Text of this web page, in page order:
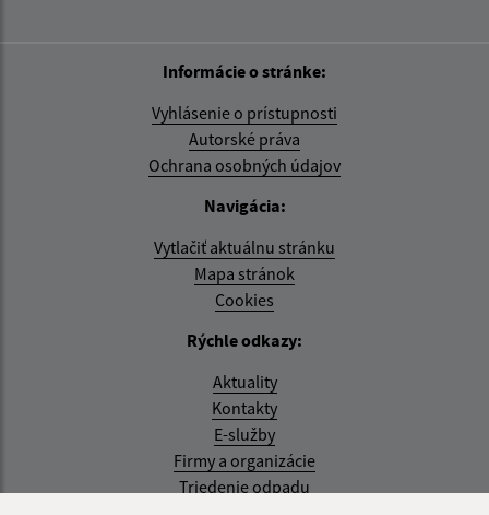
Informácie o stránke:
Vyhlásenie o prístupnosti
Autorské práva
Ochrana osobných údajov
Navigácia:
Vytlačiť aktuálnu stránku
Mapa stránok
Cookies
Rýchle odkazy:
Aktuality
Kontakty
E-služby
Firmy a organizácie
Triedenie odpadu